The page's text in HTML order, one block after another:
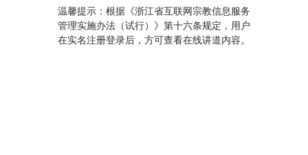
温馨提示：根据《浙江省互联网宗教信息服务
管理实施办法（试行）》第十六条规定，用户
在实名注册登录后，方可查看在线讲道内容。